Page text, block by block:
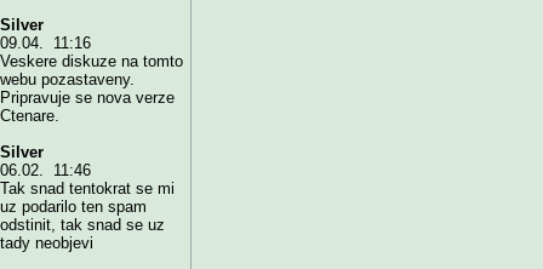
Silver
09.04. 11:16
Veskere diskuze na tomto
webu pozastaveny.
Pripravuje se nova verze
Ctenare.
Silver
06.02. 11:46
Tak snad tentokrat se mi
uz podarilo ten spam
odstinit, tak snad se uz
tady neobjevi